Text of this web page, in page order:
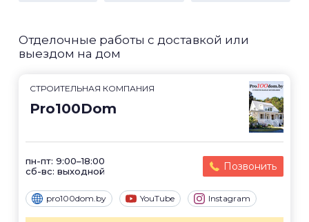
Отделочные работы с доставкой или
выездом на дом
СТРОИТЕЛЬНАЯ КОМПАНИЯ
Pro100Dom
пн-пт: 9:00–18:00
сб-вс: выходной
Позвонить
pro100dom.by YouTube Instagram